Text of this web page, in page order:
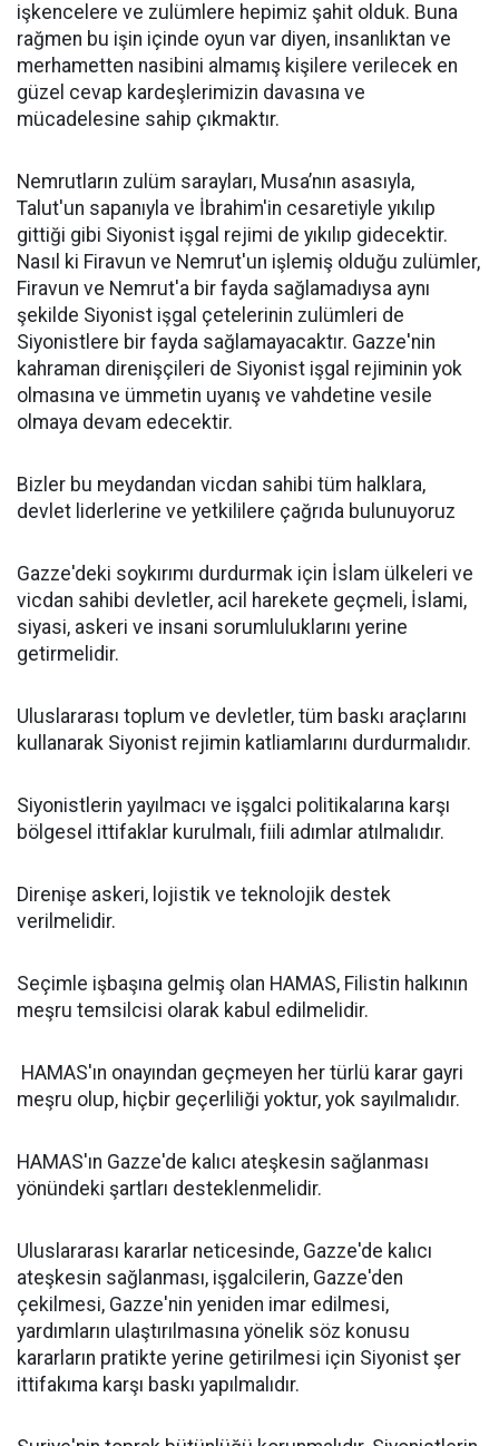
işkencelere ve zulümlere hepimiz şahit olduk. Buna
rağmen bu işin içinde oyun var diyen, insanlıktan ve
merhametten nasibini almamış kişilere verilecek en
güzel cevap kardeşlerimizin davasına ve
mücadelesine sahip çıkmaktır.
Nemrutların zulüm sarayları, Musa’nın asasıyla,
Talut'un sapanıyla ve İbrahim'in cesaretiyle yıkılıp
gittiği gibi Siyonist işgal rejimi de yıkılıp gidecektir.
Nasıl ki Firavun ve Nemrut'un işlemiş olduğu zulümler,
Firavun ve Nemrut'a bir fayda sağlamadıysa aynı
şekilde Siyonist işgal çetelerinin zulümleri de
Siyonistlere bir fayda sağlamayacaktır. Gazze'nin
kahraman direnişçileri de Siyonist işgal rejiminin yok
olmasına ve ümmetin uyanış ve vahdetine vesile
olmaya devam edecektir.
Bizler bu meydandan vicdan sahibi tüm halklara,
devlet liderlerine ve yetkililere çağrıda bulunuyoruz
Gazze'deki soykırımı durdurmak için İslam ülkeleri ve
vicdan sahibi devletler, acil harekete geçmeli, İslami,
siyasi, askeri ve insani sorumluluklarını yerine
getirmelidir.
Uluslararası toplum ve devletler, tüm baskı araçlarını
kullanarak Siyonist rejimin katliamlarını durdurmalıdır.
Siyonistlerin yayılmacı ve işgalci politikalarına karşı
bölgesel ittifaklar kurulmalı, fiili adımlar atılmalıdır.
Direnişe askeri, lojistik ve teknolojik destek
verilmelidir.
Seçimle işbaşına gelmiş olan HAMAS, Filistin halkının
meşru temsilcisi olarak kabul edilmelidir.
HAMAS'ın onayından geçmeyen her türlü karar gayri
meşru olup, hiçbir geçerliliği yoktur, yok sayılmalıdır.
HAMAS'ın Gazze'de kalıcı ateşkesin sağlanması
yönündeki şartları desteklenmelidir.
Uluslararası kararlar neticesinde, Gazze'de kalıcı
ateşkesin sağlanması, işgalcilerin, Gazze'den
çekilmesi, Gazze'nin yeniden imar edilmesi,
yardımların ulaştırılmasına yönelik söz konusu
kararların pratikte yerine getirilmesi için Siyonist şer
ittifakıma karşı baskı yapılmalıdır.